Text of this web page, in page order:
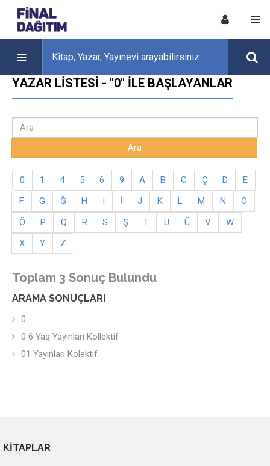
YAZAR LISTESI - "0" ILE BAŞLAYANLAR
0 1 4 5 6 9 A B C Ç D
E
F
G Ğ H I İ J K L M N
O
Ö
P Q R S Ş T U Ü V
W
X
Y Z
Toplam 3 Sonuç Bulundu
ARAMA SONUÇLARI
0
0 6 Yaş Yayınları Kollektif
01 Yayınları Kolektif
KİTAPLAR